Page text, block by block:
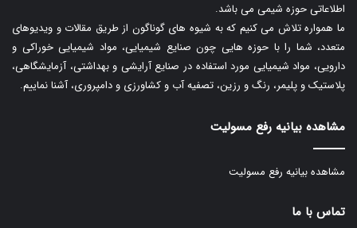
اطلاعاتی حوزه شیمی می باشد.
ما همواره تلاش می کنیم که به شیوه های گوناگون از طریق مقالات و ویدیوهای
متعدد، شما را با حوزه هایی چون صنایع شیمیایی، مواد شیمیایی خوراکی و
دارویی، مواد شیمیایی مورد استفاده در صنایع آرایشی و بهداشتی، آزمایشگاهی،
پلاستیک و پلیمر، رنگ و رزین، تصفیه آب و کشاورزی و دامپروری، آشنا نماییم.
مشاهده بیانیه رفع مسولیت
مشاهده بیانیه رفع مسولیت
تماس با ما